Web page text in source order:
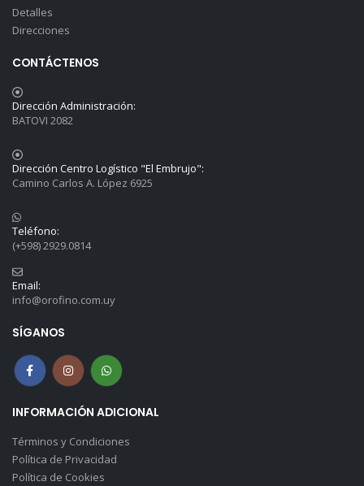
Detalles
Direcciones
CONTÁCTENOS
Dirección Administración:
BATOVI 2082
Dirección Centro Logístico "El Embrujo":
Camino Carlos A. López 6925
Teléfono:
(+598) 2929.0814
Email:
info@orofino.com.uy
SÍGANOS
INFORMACIÓN ADICIONAL
Términos y Condiciones
Política de Privacidad
Política de Cookies